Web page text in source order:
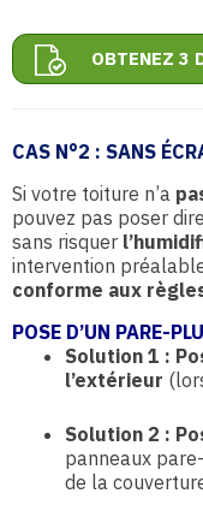
OBTENEZ 3
CAS N°2 : SANS
Si votre toiture n’a
pouvez pas poser
sans risquer
intervention
conforme aux
POSE D’UN PARE-
Solution 1 :
l’extérieur
Solution 2 :
panneaux
de la